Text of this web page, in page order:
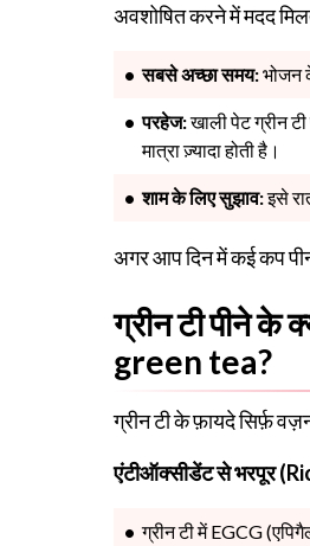
अवशोषित करने में मदद
सबसे अच्छा समय:भोजन
परहेज:खाली पेट ग्रीन
मात्रा ज़्यादा होती है।
शाम के लिए सुझाव:इसे
अगर आप दिन में कई कप
ग्रीन टी पीने
green tea?
ग्रीन टी के फ़ायदे सिर्फ़
एंटीऑक्सीडेंट से भरपूर
ग्रीन टी में EGCG